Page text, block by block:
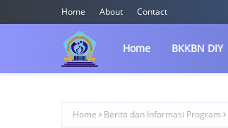
Home About Contact
Home BKKBN DIY
Home Berita dan Informasi Program